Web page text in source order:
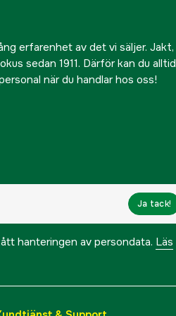
erfarenhet av det vi säljer. Jakt,
sedan 1911. Därför kan du alltid
när du handlar hos oss!
Ja tack!
hanteringen av persondata. Läs